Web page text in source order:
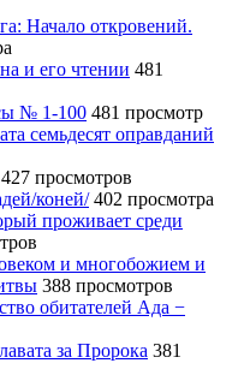
Начало откровений.
и его чтении 481
№ 1-100 481 просмотр
семьдесят оправданий
427 просмотров
коней/ 402 просмотра
проживает среди
и многобожием и
388 просмотров
обитателей Ада −
за Пророка 381